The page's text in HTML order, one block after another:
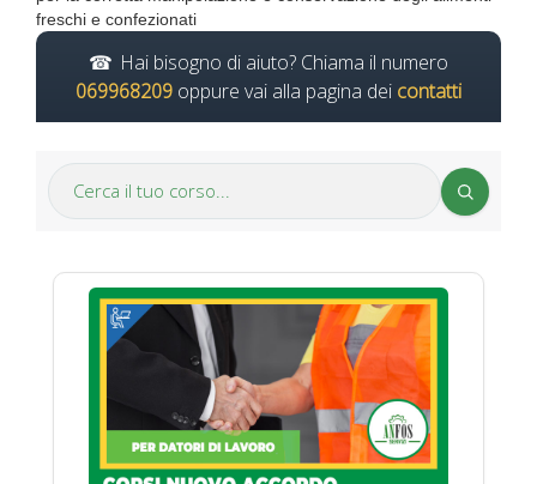
freschi e confezionati
Hai bisogno di aiuto? Chiama il numero
069968209 oppure vai alla pagina dei contatti